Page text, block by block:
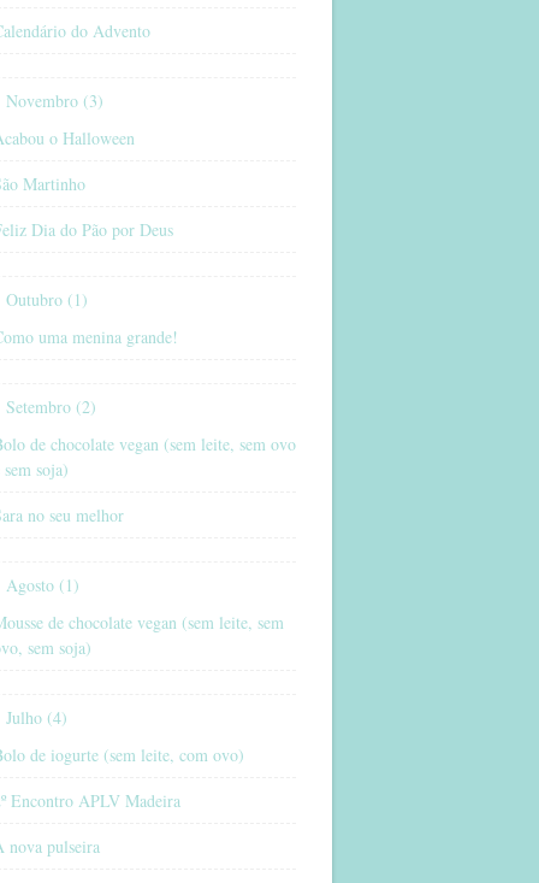
do Advento
Novembro (3)
o Halloween
Martinho
Dia do Pão por Deus
Outubro (1)
uma menina grande!
Setembro (2)
de chocolate vegan (sem leite, sem ovo
sem soja)
no seu melhor
Agosto (1)
de chocolate vegan (sem leite, sem
sem soja)
Julho (4)
de iogurte (sem leite, com ovo)
Encontro APLV Madeira
nova pulseira